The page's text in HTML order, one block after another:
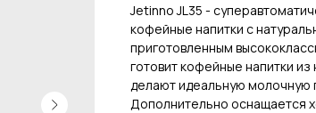
Jetinno JL35 -
кофейные напитки с
приготовленным
готовит кофейные напитки
делают идеальную молочную
Дополнительно оснащается